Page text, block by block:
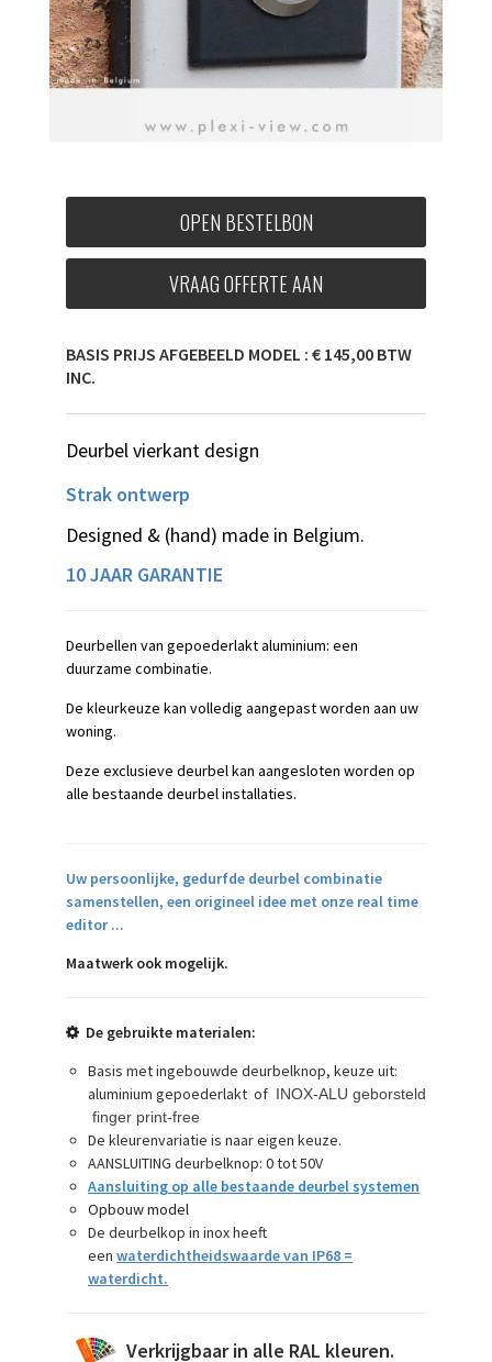
OPEN BESTELBON
VRAAG OFFERTE AAN
BASIS PRIJS AFGEBEELD MODEL : € 145,00 BTW
INC.
Deurbel vierkant design
Strak ontwerp
Designed & (hand) made in Belgium.
10 JAAR GARANTIE
Deurbellen van gepoederlakt aluminium: een
duurzame combinatie.
De kleurkeuze kan volledig aangepast worden aan uw
woning.
Deze exclusieve deurbel kan aangesloten worden op
alle bestaande deurbel installaties.
Uw persoonlijke, gedurfde deurbel combinatie
samenstellen, een origineel idee met onze real time
editor ...
Maatwerk ook mogelijk.
De gebruikte materialen:
Basis met ingebouwde deurbelknop, keuze uit:
aluminium gepoederlakt of INOX-ALU geborsteld
finger print-free
De kleurenvariatie is naar eigen keuze.
AANSLUITING deurbelknop: 0 tot 50V
Aansluiting op alle bestaande deurbel systemen
Opbouw model
De deurbelkop in inox heeft
een waterdichtheidswaarde van IP68 =
waterdicht.
Verkrijgbaar in alle RAL kleuren.